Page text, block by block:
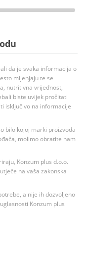
da je svaka informacija o
mijenjaju te se
nutritivna vrijednost,
biste uvijek pročitati
isključivo na informacije
bilo kojoj marki proizvoda
molimo obratite nam
Konzum plus d.o.o.
na vaša zakonska
a nije ih dozvoljeno
Konzum plus